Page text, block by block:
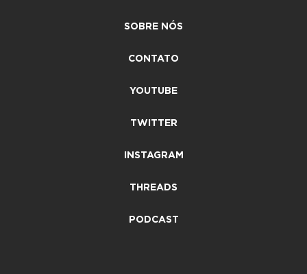
SOBRE NÓS
CONTATO
YOUTUBE
TWITTER
INSTAGRAM
THREADS
PODCAST